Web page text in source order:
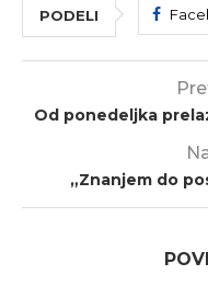
PODELI
Od ponedeljka
„Znanjem do